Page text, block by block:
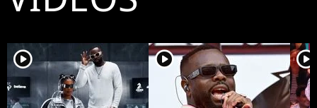
player2 player2 player2